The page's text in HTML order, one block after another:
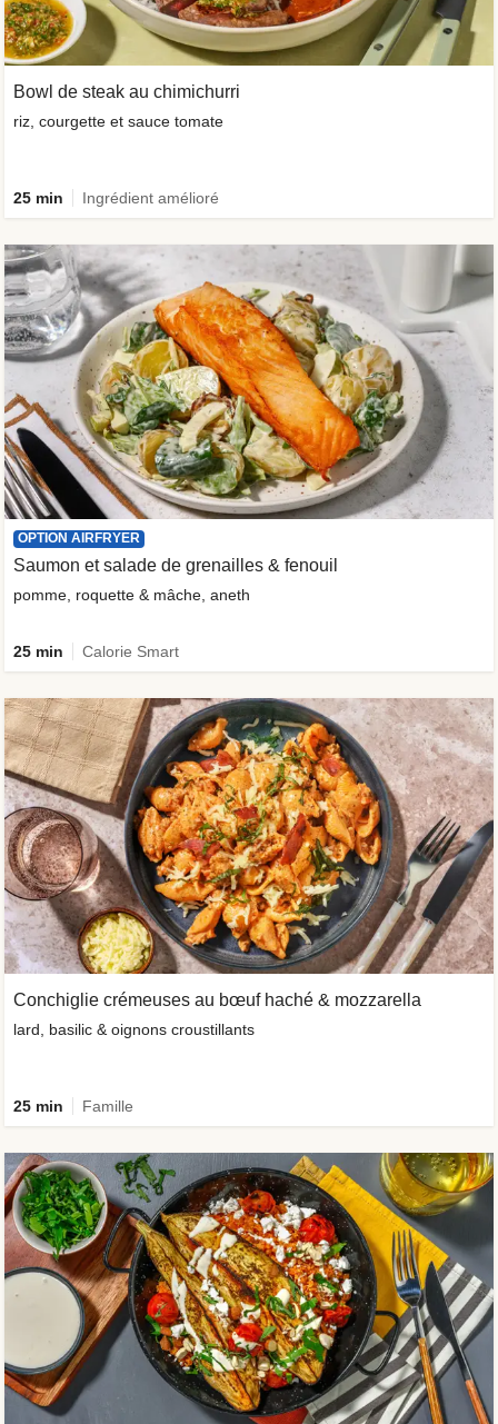
Bowl de steak au chimichurri
riz, courgette et sauce tomate
25 min Ingrédient amélioré
OPTION AIRFRYER
Saumon et salade de grenailles & fenouil
pomme, roquette & mâche, aneth
25 min Calorie Smart
Conchiglie crémeuses au bœuf haché & mozzarella
lard, basilic & oignons croustillants
25 min Famille